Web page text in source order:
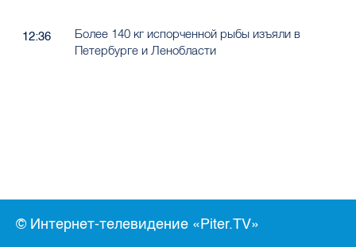
12:36
Более 140 кг испорченной рыбы изъяли в
Петербурге и Ленобласти
© Интернет-телевидение «Piter.TV»